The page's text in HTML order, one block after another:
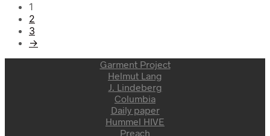
1
2
3
→
Garment Project
Helmut Lang
J. Lindeberg
Columbia
Daily paper
Hummel HIVE
Preach